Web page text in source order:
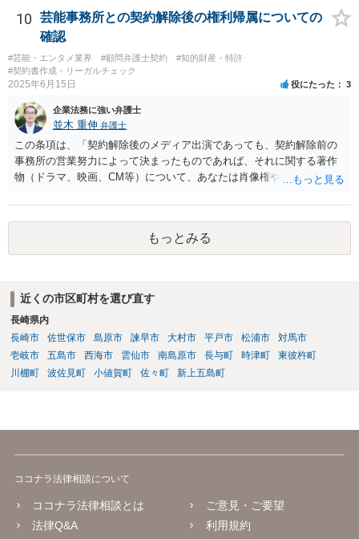
のと思われます。
10
芸能事務所との契約解除後の権利帰属についての
確認
#芸能・エンタメ業界 #顧問弁護士契約
#知的財産・特許
#契約書作成・リーガルチェック
2025年6月15日 役にたった 3
企業法務に強い弁護士
並木 重伸 弁護士
この条項は、「契約解除後のメディア出演であっても、契約解除前の
事務所の営業努力によって決まったものであれば、それに関する著作
物（ドラマ、映画、CM等）について、あなたは肖像権やパブリシティ
う意味と思われます。 事務所が獲得した仕事から生じる権利を、解除
後も事務所が管理すること自体には合理性がある場合もあります。し
かし「事務所に帰属する」という表現は、本来他人に譲渡できるもの
ではない肖像権等が事務所に渡ってしまうかのようにも読め、あなた
届の内容が適切かどうか弁護士に直接相談のうえ、可能であれば事務
所と協議することをお勧めします。
もっとみる
近くの市区町村を選び直す
長崎県内
長崎市
佐世保市 島原市 諫早市 大村市 平戸市 松浦市
対馬市
壱岐市
五島市 西海市 雲仙市 南島原市 長与町 時津町
東彼杵町
川棚町
波佐見町 小値賀町 佐々町 新上五島町
ココナラ法律相談について
ココナラ法律相談とは
法律Q&A
ご意見・ご要望
利用規約